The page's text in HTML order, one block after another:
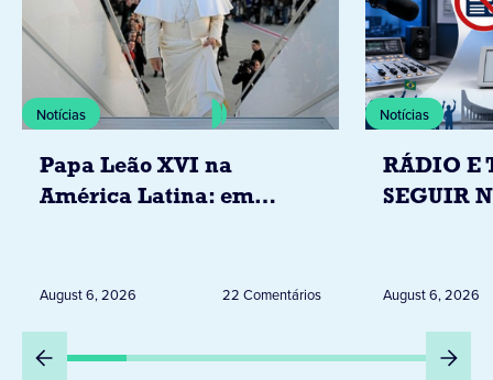
Notícias
Papa Leão XVI na
América Latina: em
Peru
August 6, 2026 22 Comentários
Notícias
RÁDIO E
SEGUIR
DESTA
August 6, 2026